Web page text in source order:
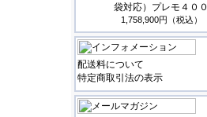
袋対応）プレモ４００
1,758,900円（税込）
配送料について
特定商取引法の表示